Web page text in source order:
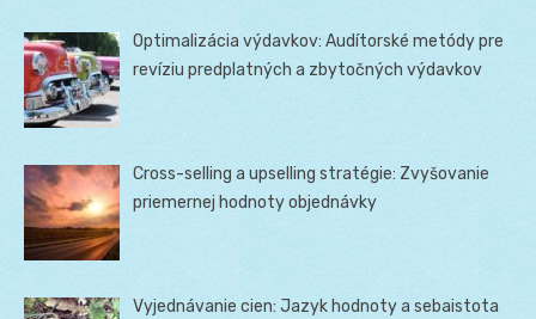
Optimalizácia výdavkov: Audítorské metódy pre
revíziu predplatných a zbytočných výdavkov
Cross-selling a upselling stratégie: Zvyšovanie
priemernej hodnoty objednávky
Vyjednávanie cien: Jazyk hodnoty a sebaistota